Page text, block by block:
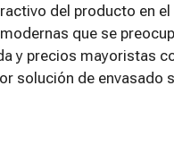
del producto en
que se
y precios mayoristas
solución de envasado